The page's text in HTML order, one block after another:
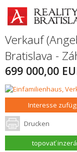
Verkauf
Bratislava -
699 000,00
Interesse
Drucken
topovať